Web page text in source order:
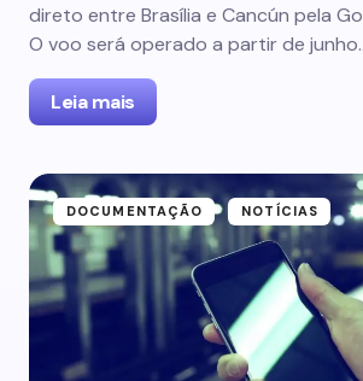
direto entre Brasília e Cancún pela
O voo será operado a partir de
Leia mais
DOCUMENTAÇÃO NOTÍCIAS